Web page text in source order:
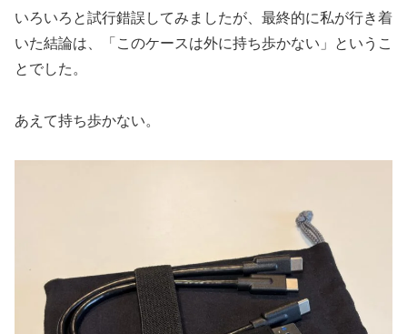
いろいろと試行錯誤してみましたが、最終的に私が行き着
いた結論は、「このケースは外に持ち歩かない」というこ
とでした。
あえて持ち歩かない。